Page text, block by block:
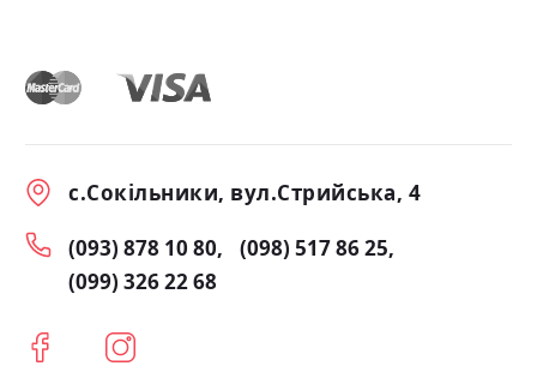
с.Сокільники, вул.Стрийська, 4
(093) 878 10 80
(098) 517 86 25
(099) 326 22 68